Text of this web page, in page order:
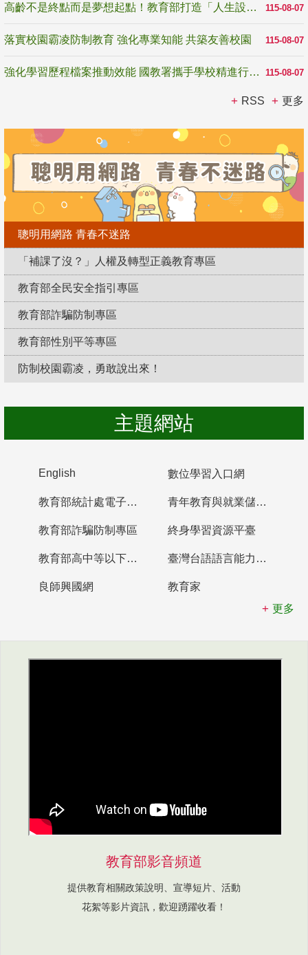
115-08-07
高齡不是終點而是夢想起點！教育部打造「人生設計夢工場」 參展第3屆高齡健康產業博覽會
115-08-07
落實校園霸凌防制教育 強化專業知能 共築友善校園
115-08-07
強化學習歷程檔案推動效能 國教署攜手學校精進行政與教學支持
RSS 更多
聰明用網路 青春不迷路
「補課了沒？」人權及轉型正義教育專區
教育部全民安全指引專區
教育部詐騙防制專區
教育部性別平等專區
防制校園霸凌，勇敢說出來！
主題網站
English 數位學習入口網
教育部統計處電子書櫃 青年教育與就業儲蓄帳戶
教育部詐騙防制專區 終身學習資源平臺
教育部高中等以下學校及幼兒園教師資格檢定考試 臺灣台語語言能力認證網站
良師興國網
教育家
更多
教育部影音頻道
提供教育相關政策說明、宣導短片、活動
花絮等影片資訊，歡迎踴躍收看！